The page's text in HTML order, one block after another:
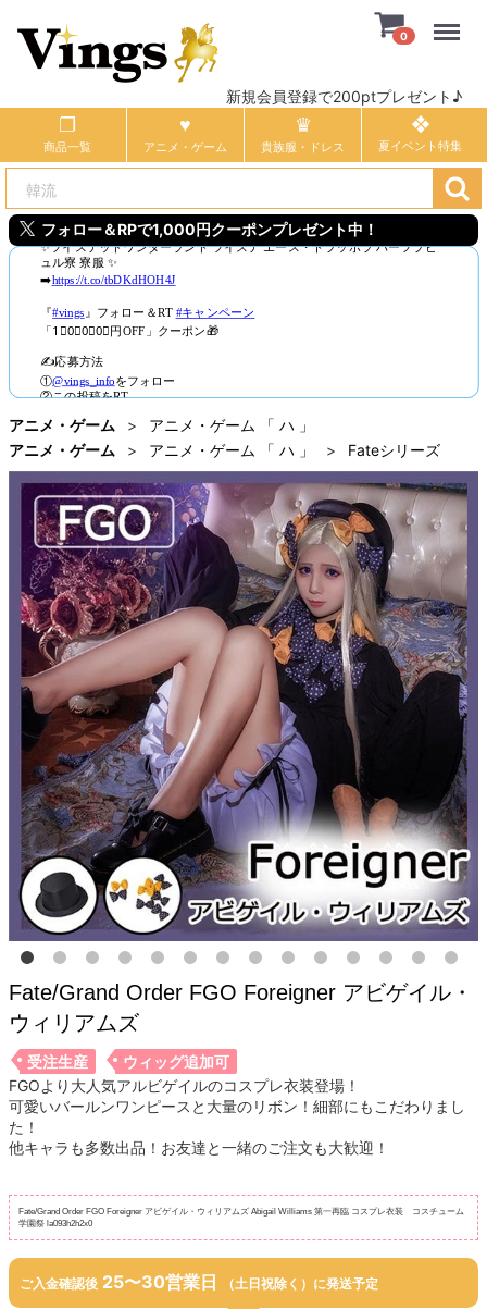
新規会員登録で200ptプレゼント♪
0
商品一覧 アニメ・ゲーム 貴族服・ドレス
フォロー＆RPで1,000円クーポンプレゼント中！
アニメ・ゲーム
アニメ・ゲーム 「 ハ 」
アニメ・ゲーム
アニメ・ゲーム 「 ハ 」 Fateシリーズ
Fate/Grand Order FGO Foreigner アビゲイル・
ウィリアムズ
受注生産
ウィッグ追加可
FGOより大人気アルビゲイルのコスプレ衣装登場！
可愛いバールンワンピースと大量のリボン！細部にもこだわりまし
た！
他キャラも多数出品！お友達と一緒のご注文も大歓迎！
Fate/Grand Order FGO Foreigner アビゲイル・ウィリアムズ Abigail Williams 第一再臨 コスプレ衣装 コスチューム
学園祭 la093h2h2x0
ご入金確認後 25〜30営業日 （土日祝除く）に発送予定